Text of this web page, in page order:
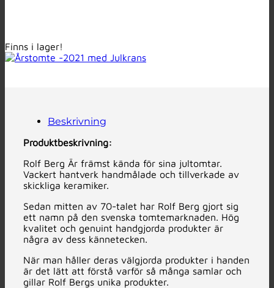
Finns i lager!
Beskrivning
Produktbeskrivning:
Rolf Berg Är främst kända för sina jultomtar.
Vackert hantverk handmålade och tillverkade av
skickliga keramiker.
Sedan mitten av 70-talet har Rolf Berg gjort sig
ett namn på den svenska tomtemarknaden. Hög
kvalitet och genuint handgjorda produkter är
några av dess kännetecken.
När man håller deras välgjorda produkter i handen
är det lätt att förstå varför så många samlar och
gillar Rolf Bergs unika produkter.